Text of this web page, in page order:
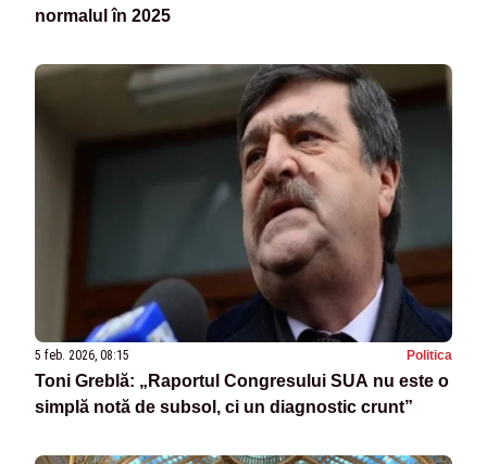
normalul în 2025
5 feb. 2026, 08:15 Politica
Toni Greblă: „Raportul Congresului SUA nu este o
simplă notă de subsol, ci un diagnostic crunt”